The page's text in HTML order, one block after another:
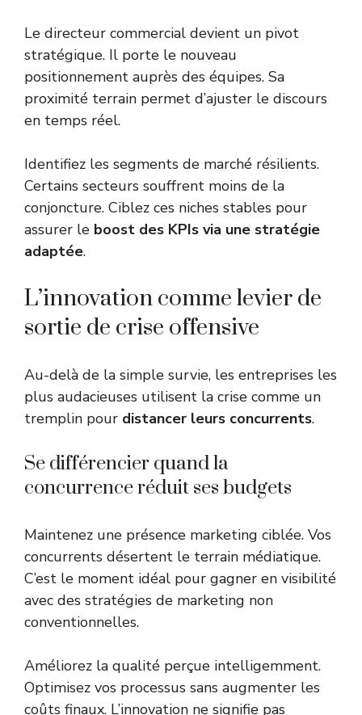
Le directeur commercial devient un pivot
stratégique. Il porte le nouveau
positionnement auprès des équipes. Sa
proximité terrain permet d’ajuster le discours
en temps réel.
Identifiez les segments de marché résilients.
Certains secteurs souffrent moins de la
conjoncture. Ciblez ces niches stables pour
assurer le boost des KPIs via une stratégie
adaptée.
L’innovation comme levier de
sortie de crise offensive
Au-delà de la simple survie, les entreprises les
plus audacieuses utilisent la crise comme un
tremplin pour distancer leurs concurrents.
Se différencier quand la
concurrence réduit ses budgets
Maintenez une présence marketing ciblée. Vos
concurrents désertent le terrain médiatique.
C’est le moment idéal pour gagner en visibilité
avec des stratégies de marketing non
conventionnelles.
Améliorez la qualité perçue intelligemment.
Optimisez vos processus sans augmenter les
coûts finaux. L’innovation ne signifie pas